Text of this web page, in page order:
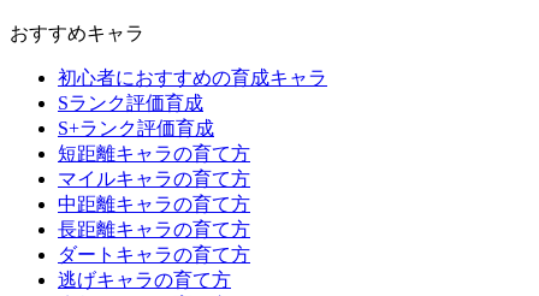
おすすめキャラ
初心者におすすめの育成キャラ
Sランク評価育成
S+ランク評価育成
短距離キャラの育て方
マイルキャラの育て方
中距離キャラの育て方
長距離キャラの育て方
ダートキャラの育て方
逃げキャラの育て方